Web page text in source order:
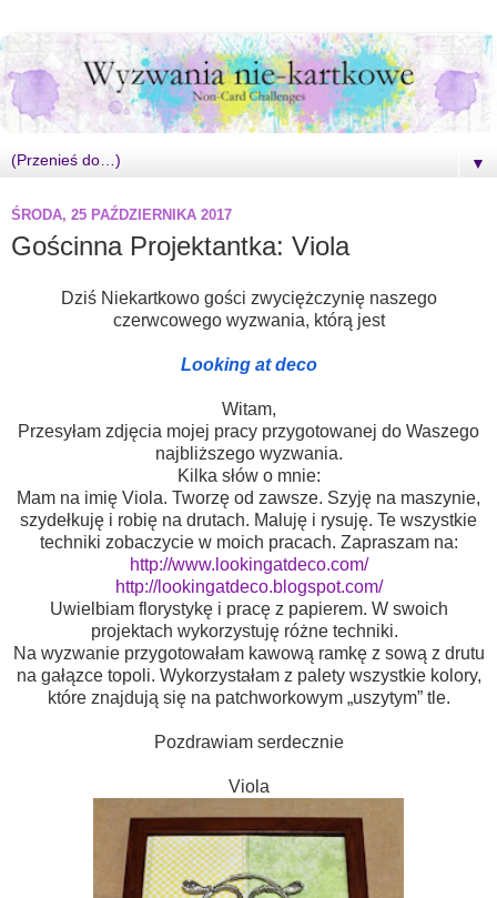
▼
ŚRODA, 25 PAŹDZIERNIKA 2017
Gościnna Projektantka: Viola
Dziś Niekartkowo gości zwyciężczynię naszego
czerwcowego wyzwania, którą jest
Looking at deco
Witam,
Przesyłam zdjęcia mojej pracy przygotowanej do Waszego
najbliższego wyzwania.
Kilka słów o mnie:
Mam na imię Viola. Tworzę od zawsze. Szyję na maszynie,
szydełkuję i robię na drutach. Maluję i rysuję. Te wszystkie
techniki zobaczycie w moich pracach. Zapraszam na:
http://www.lookingatdeco.com/
http://lookingatdeco.blogspot.com/
Uwielbiam florystykę i pracę z papierem. W swoich
projektach wykorzystuję różne techniki.
Na wyzwanie przygotowałam kawową ramkę z sową z drutu
na gałązce topoli. Wykorzystałam z palety wszystkie kolory,
które znajdują się na patchworkowym „uszytym” tle.
Pozdrawiam serdecznie
Viola